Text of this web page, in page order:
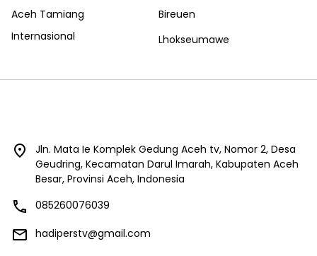
Aceh Tamiang
Bireuen
Internasional
Lhokseumawe
Jln. Mata Ie Komplek Gedung Aceh tv, Nomor 2, Desa
Geudring, Kecamatan Darul Imarah, Kabupaten Aceh
Besar, Provinsi Aceh, Indonesia
085260076039
hadiperstv@gmail.com